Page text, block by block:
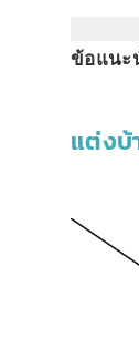
ข้อแนะ
แต่งบ้